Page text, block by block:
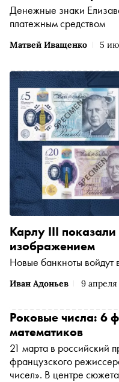
Матвей Иващенко 5
Денежные знаки
платежным средством
Иван Адоньев 9 апреля
Карлу III
изображением
Новые банкноты
Роковые числа: 6
математиков
21 марта в российский
французского
чисел». В центре